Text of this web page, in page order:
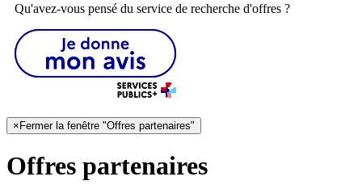
Qu'avez-vous pensé du service de recherche d'offres ?
× Fermer la fenêtre "Offres partenaires"
Offres partenaires